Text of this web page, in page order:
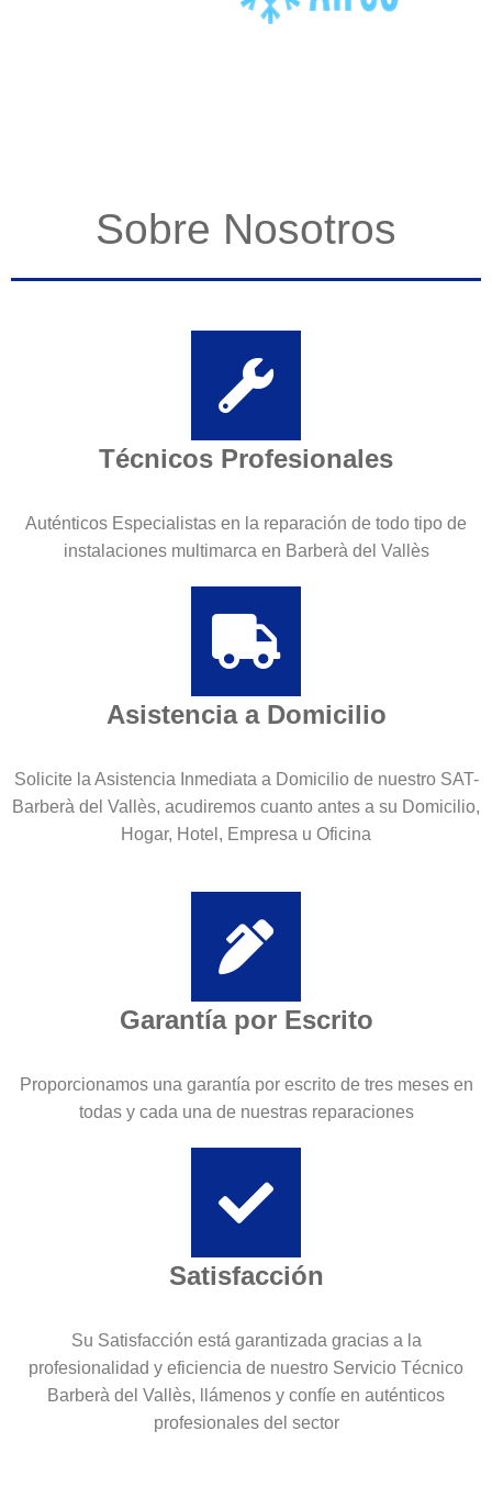
Sobre Nosotros
Técnicos Profesionales
Auténticos Especialistas en la reparación de todo tipo de
instalaciones multimarca en Barberà del Vallès
Asistencia a Domicilio
Solicite la Asistencia Inmediata a Domicilio de nuestro SAT-
Barberà del Vallès, acudiremos cuanto antes a su Domicilio,
Hogar, Hotel, Empresa u Oficina
Garantía por Escrito
Proporcionamos una garantía por escrito de tres meses en
todas y cada una de nuestras reparaciones
Satisfacción
Su Satisfacción está garantizada gracias a la
profesionalidad y eficiencia de nuestro Servicio Técnico
Barberà del Vallès, llámenos y confíe en auténticos
profesionales del sector